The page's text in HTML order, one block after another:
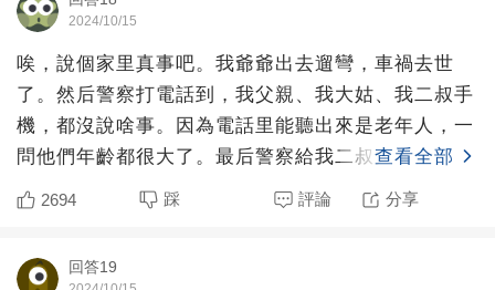
2024/10/15
唉，說個家里真事吧。我爺爺出去遛彎，車禍去世
了。然后警察打電話到，我父親、我大姑、我二叔手
機，都沒說啥事。因為電話里能聽出來是老年人，一
問他們年齡都很大了。最后警察給我二叔大電話的時
候，問了一句家里有
查看全部
2694 踩 評論 分享
回答19